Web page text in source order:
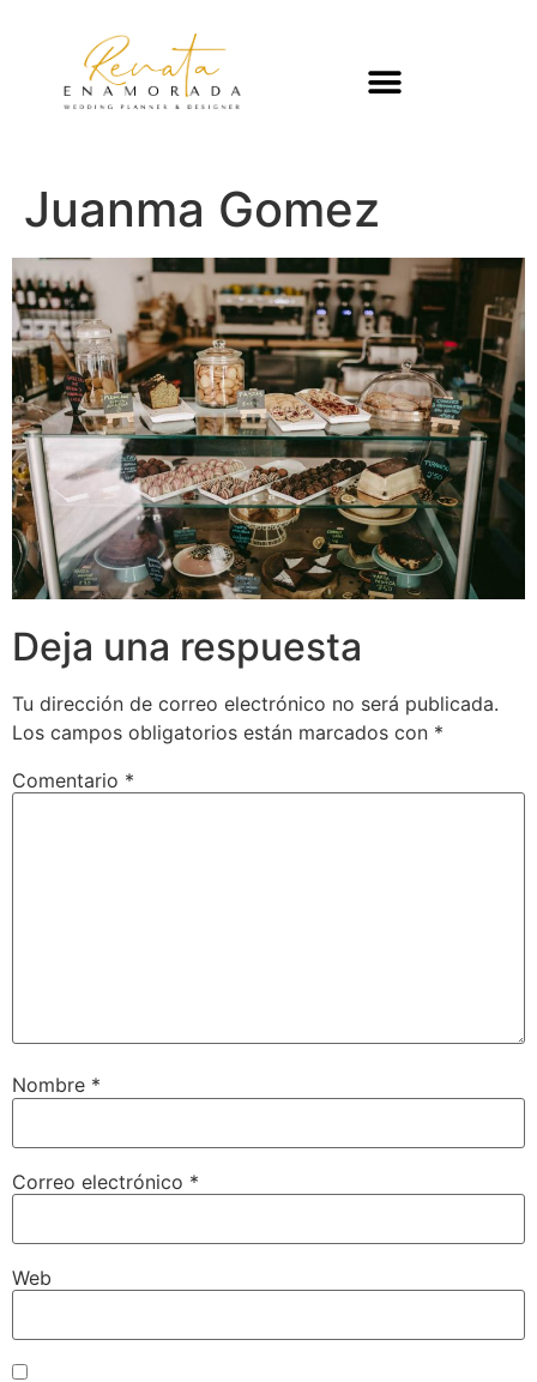
Juanma Gomez
Deja una respuesta
Tu dirección de correo electrónico no será publicada.
Los campos obligatorios están marcados con *
Comentario *
Nombre *
Correo electrónico *
Web